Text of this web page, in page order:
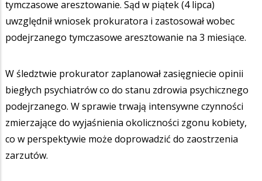
tymczasowe aresztowanie. Sąd w piątek (4 lipca)
uwzględnił wniosek prokuratora i zastosował wobec
podejrzanego tymczasowe aresztowanie na 3 miesiące.
W śledztwie prokurator zaplanował zasięgniecie opinii
biegłych psychiatrów co do stanu zdrowia psychicznego
podejrzanego. W sprawie trwają intensywne czynności
zmierzające do wyjaśnienia okoliczności zgonu kobiety,
co w perspektywie może doprowadzić do zaostrzenia
zarzutów.